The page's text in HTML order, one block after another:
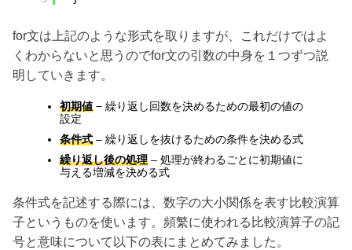
for文は上記のような形式を取りますが、これだけではよ
くわからないと思うのでfor文の引数の中身を１つずつ説
明していきます。
初期値 − 繰り返し回数を決めるための最初の値の
設定
条件式 – 繰り返しを抜けるための条件を決める式
繰り返し後の処理 – 処理が終わるごとに初期値に
与える増減を決める式
条件式を記述する際には、数字の大小関係を表す比較演算
子というものを使います。頻繁に使われる比較演算子の記
号と意味について以下の表にまとめてみました。